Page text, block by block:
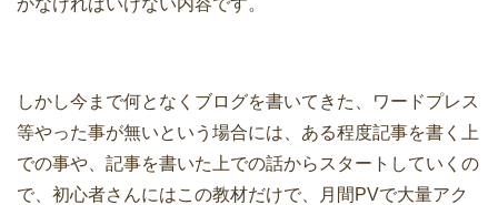
しかし今まで何となくブログを書いてきた、ワードプレス
等やった事が無いという場合には、ある程度記事を書く上
での事や、記事を書いた上での話からスタートしていくの
で、初心者さんにはこの教材だけで、月間PVで大量アク